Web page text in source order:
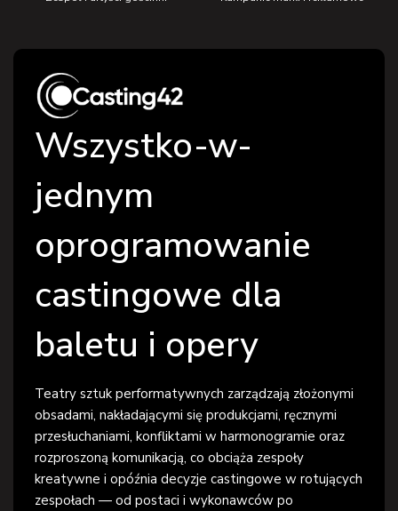
Wszystko-w-
jednym
oprogramowanie
castingowe dla
baletu i opery
Teatry sztuk performatywnych zarządzają złożonymi
obsadami, nakładającymi się produkcjami, ręcznymi
przesłuchaniami, konfliktami w harmonogramie oraz
rozproszoną komunikacją, co obciąża zespoły
kreatywne i opóźnia decyzje castingowe w rotujących
zespołach — od postaci i wykonawców po